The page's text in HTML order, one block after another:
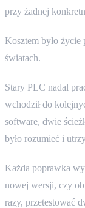
przy żadnej
Kosztem było
światach.
Stary PLC nadal
wchodził do
software, dwie
było rozumieć i
Każda poprawka
nowej wersji, czy
razy, przetestować